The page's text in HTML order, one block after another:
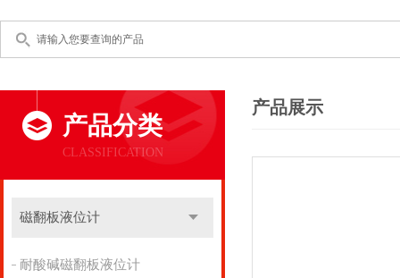
产品分类
CLASSIFICATION
磁翻板液位计
耐酸碱磁翻板液位计
产品展示